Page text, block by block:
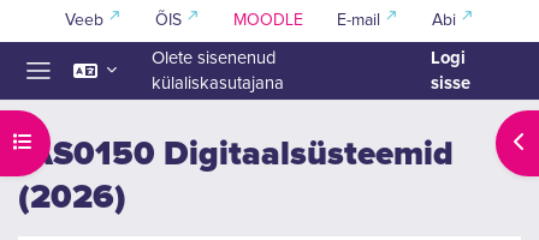
Jäta vahele peasisuni
Veeb ÕIS MOODLE E-mail Abi
Olete sisenenud
külaliskasutajana
Logi
sisse
Ava kursuse sisukord
IAS0150 Digitaalsüsteemid
(2026)